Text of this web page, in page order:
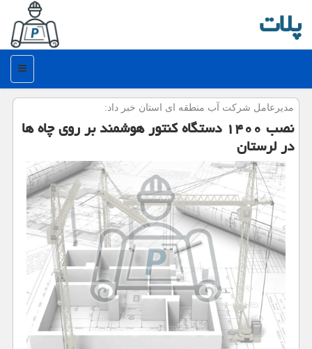
پلات
منو
مدیرعامل شركت آب منطقه ای استان خبر داد:
نصب ۱۴۰۰ دستگاه كنتور هوشمند بر روی چاه ها
در لرستان